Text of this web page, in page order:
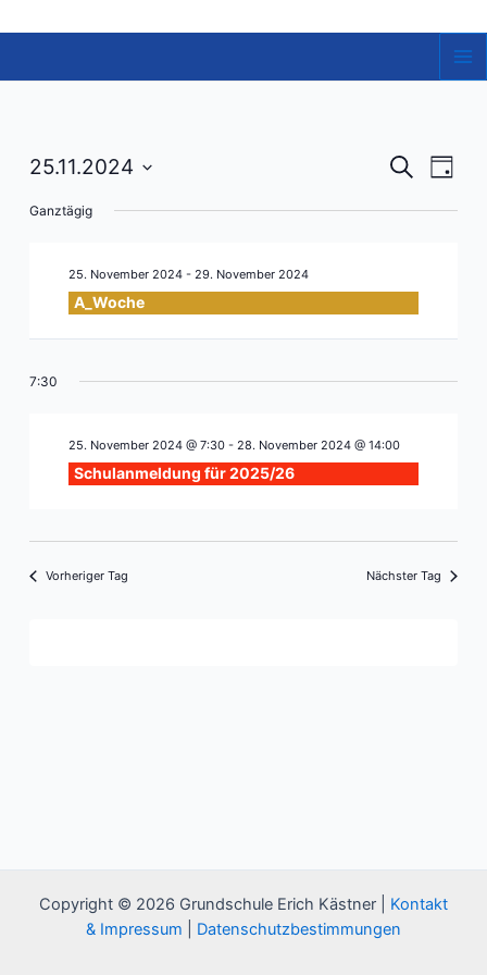
Inhalt
Suche
Tag
25.11.2024
wählen.
Ganztägig
25. November 2024- 29. November 2024
A_Woche
7:30
25. November 2024 @ 7:30- 28. November 2024 @ 14:00
Schulanmeldung für 2025/26
Vorheriger Tag Nächster Tag
Copyright © 2026 Grundschule Erich Kästner | Kontakt
& Impressum
Datenschutzbestimmungen